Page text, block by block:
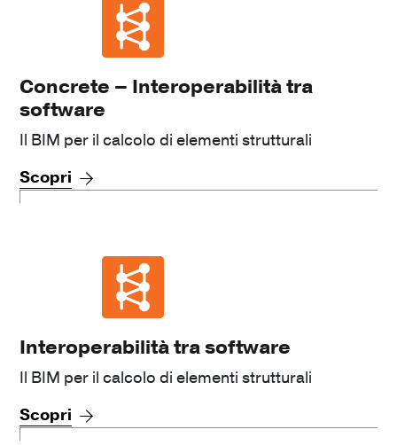
Concrete – Interoperabilità tra
software
Il BIM per il calcolo di elementi strutturali
Scopri
Interoperabilità tra software
Il BIM per il calcolo di elementi strutturali
Scopri